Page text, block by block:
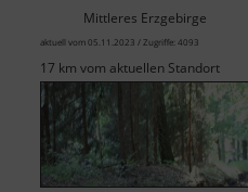
Mittleres Erzgebirge
aktuell vom 05.11.2023 / Zugriffe: 4093
17 km vom aktuellen Standort